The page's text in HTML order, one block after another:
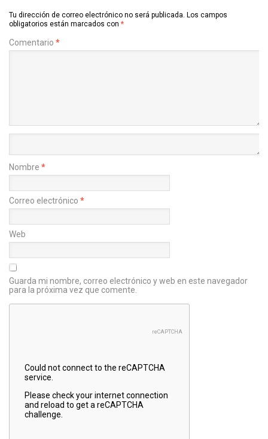
Tu dirección de correo electrónico no será publicada. Los campos
obligatorios están marcados con *
Comentario *
Nombre *
Correo electrónico *
Web
Guarda mi nombre, correo electrónico y web en este navegador
para la próxima vez que comente.